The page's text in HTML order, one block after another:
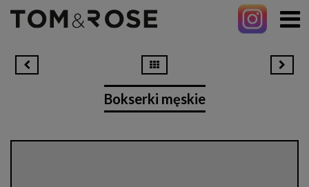
Bokserki męskie